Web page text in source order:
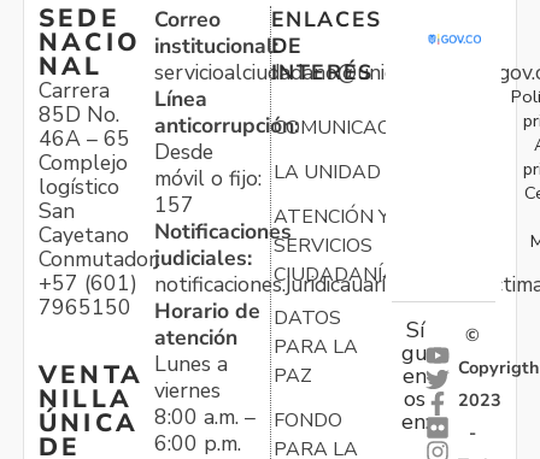
SEDE
NACIO
NAL
Carrera
85D No.
46A – 65
Complejo
logístico
San
Cayetano
Conmutador:
+57 (601)
7965150
VENTA
NILLA
ÚNICA
DE
Correo
institucional:
Línea
anticorrupción:
Desde
móvil o fijo:
157
Notificaciones
judiciales:
Horario de
atención
Lunes a
viernes
8:00 a.m. –
6:00 p.m.
ENLACES
DE
INTERÉS
COMUNICACIONES
LA UNIDAD
ATENCIÓN Y
SERVICIOS
CIUDADANÍA
DATOS
PARA LA
PAZ
FONDO
PARA LA
Sí
gu
en
os
en:
©
Copyrigth
2023
-